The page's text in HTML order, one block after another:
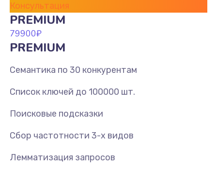
Консультация
PREMIUM
79900₽
PREMIUM
Семантика по 30 конкурентам
Список ключей до 100000 шт.
Поисковые подсказки
Сбор частотности 3-х видов
Лемматизация запросов